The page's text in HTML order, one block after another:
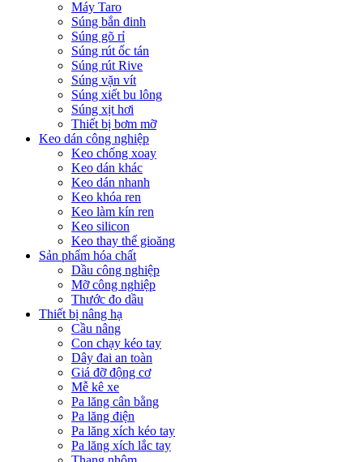
Máy Taro
Súng bắn đinh
Súng gõ rỉ
Súng rút ốc tán
Súng rút Rive
Súng vặn vít
Súng xiết bu lông
Súng xịt hơi
Thiết bị bơm mỡ
Keo dán công nghiệp
Keo chống xoay
Keo dán khác
Keo dán nhanh
Keo khóa ren
Keo làm kín ren
Keo silicon
Keo thay thế gioăng
Sản phẩm hóa chất
Dầu công nghiệp
Mỡ công nghiệp
Thước đo dầu
Thiết bị nâng hạ
Cầu nâng
Con chạy kéo tay
Dây đai an toàn
Giá đỡ động cơ
Mễ kê xe
Pa lăng cân bằng
Pa lăng điện
Pa lăng xích kéo tay
Pa lăng xích lắc tay